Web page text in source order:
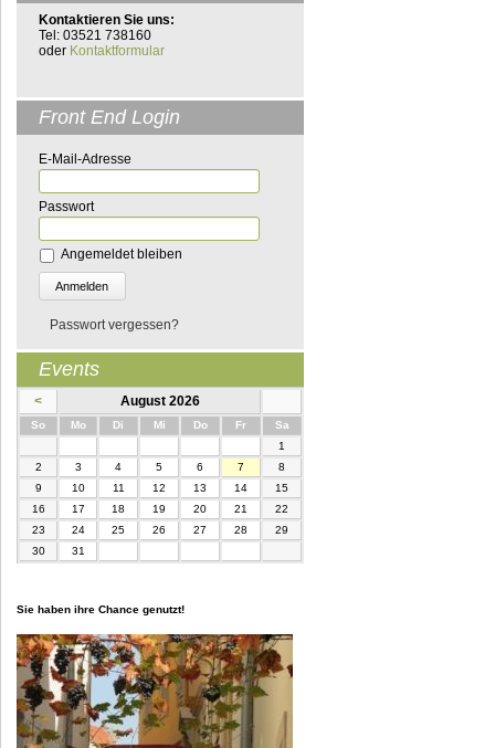
Kontaktieren Sie uns:
Tel: 03521 738160
oder Kontaktformular
Front End Login
E-Mail-Adresse
Passwort
Angemeldet bleiben
Passwort vergessen?
Events
< August 2026
SonntagMontag Di enstagMittwochDonnerstag
Freitag Samstag
1
2
3 4 5 6 7
8
9
10 11 12 13 14
15
16
17 18 19 20 21
22
23
24 25 26 27 28
29
30
31
Sie haben ihre Chance genutzt!